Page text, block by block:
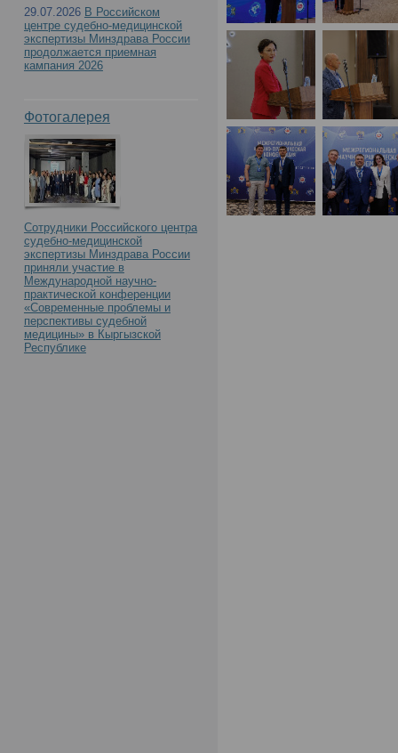
медицинской
Межрегиональной
конференции,
образования
29.07.2026 В Российском
центре судебно-медицинской
экспертизы Минздрава России
продолжается приемная
кампания 2026
Фотогалерея
Сотрудники Российского центра
судебно-медицинской
экспертизы Минздрава России
приняли участие в
Международной научно-
практической конференции
«Современные проблемы и
перспективы судебной
медицины» в Кыргызской
Республике